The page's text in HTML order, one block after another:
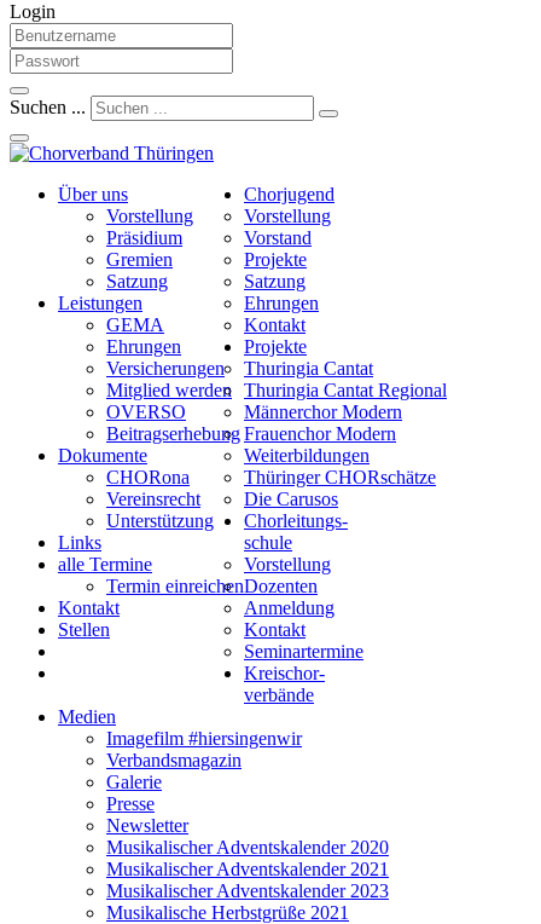
Login
Suchen ...
Über uns
Vorstellung
Präsidium
Gremien
Satzung
Leistungen
GEMA
Ehrungen
Versicherungen
Mitglied werden
OVERSO
Beitragserhebung
Dokumente
CHORona
Vereinsrecht
Unterstützung
Links
alle Termine
Termin einreichen
Kontakt
Stellen
Chorjugend
Vorstellung
Vorstand
Projekte
Satzung
Ehrungen
Kontakt
Projekte
Thuringia Cantat
Thuringia Cantat Regional
Männerchor Modern
Frauenchor Modern
Weiterbildungen
Thüringer CHORschätze
Die Carusos
Chorleitungs-
schule
Vorstellung
Dozenten
Anmeldung
Kontakt
Seminartermine
Kreischor-
verbände
Medien
Imagefilm #hiersingenwir
Verbandsmagazin
Galerie
Presse
Newsletter
Musikalischer Adventskalender 2020
Musikalischer Adventskalender 2021
Musikalischer Adventskalender 2023
Musikalische Herbstgrüße 2021